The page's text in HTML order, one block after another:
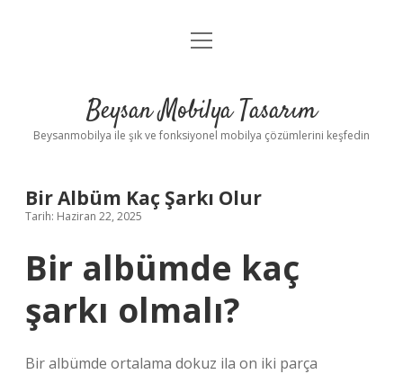
Anasayfa
Yasal Uyarı
menüyü
Beysan Mobilya Tasarım
Beysanmobilya ile şık ve fonksiyonel mobilya çözümlerini keşfedin
Bir Albüm Kaç Şarkı Olur
Tarih: Haziran 22, 2025
Bir albümde kaç
şarkı olmalı?
Bir albümde ortalama dokuz ila on iki parça